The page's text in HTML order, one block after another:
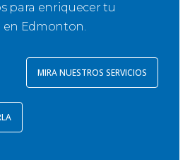
para enriquecer tu
en Edmonton.
MIRA NUESTROS SERVICIOS